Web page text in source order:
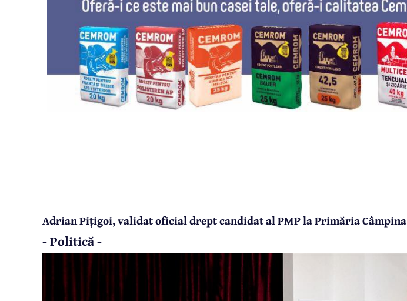
Adrian Pițigoi, validat oficial drept candidat al PMP la Primăria Câmpina
- Politică -